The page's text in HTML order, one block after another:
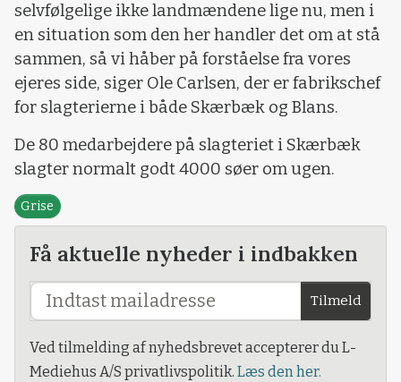
selvfølgelige ikke landmændene lige nu, men i
en situation som den her handler det om at stå
sammen, så vi håber på forståelse fra vores
ejeres side, siger Ole Carlsen, der er fabrikschef
for slagterierne i både Skærbæk og Blans.
De 80 medarbejdere på slagteriet i Skærbæk
slagter normalt godt 4000 søer om ugen.
Grise
Få aktuelle nyheder i indbakken
Tilmeld
Ved tilmelding af nyhedsbrevet accepterer du L-
Mediehus A/S privatlivspolitik. Læs den her.